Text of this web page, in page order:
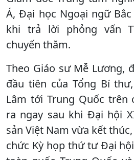
Á, Đại học Ngoại ngữ
khi trả lời phỏng vấn
chuyến thăm.
Theo Giáo sư Mễ Lương,
đầu tiên của Tổng Bí
Lâm tới Trung Quốc trên
ra ngay sau khi Đại hội
sản Việt Nam vừa kết
chức Kỳ họp thứ tư Đại